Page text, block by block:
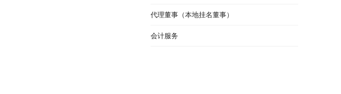
代理董事（本地挂名董事）
会计服务